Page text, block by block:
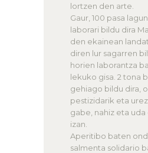
lortzen den arte.
Gaur, 100 pasa
laborari bildu dira
den ekainean
diren lur sagarren
horien laborantza
lekuko gisa. 2 tona
gehiago bildu dira,
pestizidarik eta
gabe, nahiz eta uda
izan.
Aperitibo baten
salmenta solidario